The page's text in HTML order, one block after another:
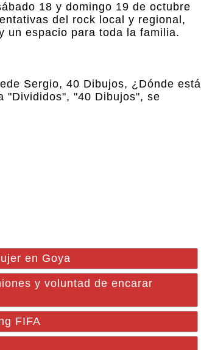
18 y domingo 19 de octubre
del rock local y regional,
un espacio para toda la familia.
Sergio, 40 Dibujos, ¿Dónde está
"Divididos", "40 Dibujos", se
en Goya
y voluntad de encarar
FIFA